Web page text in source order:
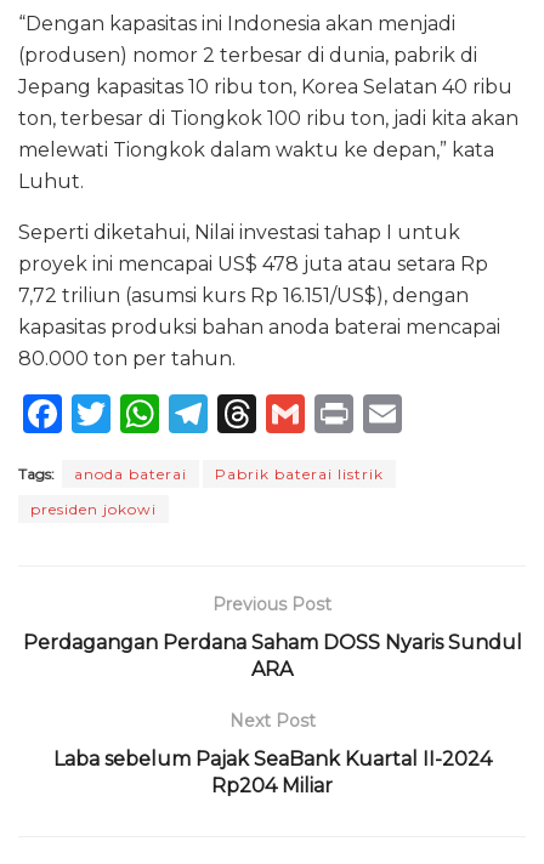
“Dengan kapasitas ini Indonesia akan menjadi
(produsen) nomor 2 terbesar di dunia, pabrik di
Jepang kapasitas 10 ribu ton, Korea Selatan 40 ribu
ton, terbesar di Tiongkok 100 ribu ton, jadi kita akan
melewati Tiongkok dalam waktu ke depan,” kata
Luhut.
Seperti diketahui, Nilai investasi tahap I untuk
proyek ini mencapai US$ 478 juta atau setara Rp
7,72 triliun (asumsi kurs Rp 16.151/US$), dengan
kapasitas produksi bahan anoda baterai mencapai
80.000 ton per tahun.
F
c
e
o
T
it
te
W
a
p
T
e
m
T
re
s
G
ai
P
n
Tags: anoda baterai
Pabrik baterai listrik
presiden jokowi
Previous Post
Perdagangan Perdana Saham DOSS Nyaris Sundul
ARA
Next Post
Laba sebelum Pajak SeaBank Kuartal II-2024
Rp204 Miliar